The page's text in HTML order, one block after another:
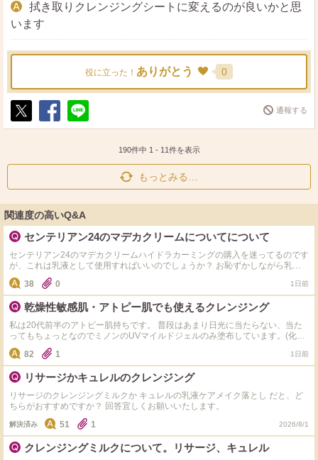
拭き取りクレンジングシートに変えるのが良いかと思
います
役に立った！ ありがとう 0
ポ
シ
送
通報する
190件中 1 - 11件を表示
もっとみる…
関連度の高いQ&A
センテリアン24のマデカクリームについてについて
センテリアン24のマデカクリームハイドラカーミングの購入を迷ってるのです
が、これは乳液として使用すればいいのでしょうか？ お恥ずかしながら乳液
とクリームの違いがいまいちわからず、夜などに使用してそのまま寝てもいい
のか、化粧前などにだけ使用して日焼け止めのようにクレンジングが必要なも
のなのかいまいちわかっていないので教えていただけますと幸いです
38 0 1日前
乾燥性敏感肌・アトピー肌でも使えるクレンジング
私は20代前半のアトピー肌持ちです。 普段はあまり日光に当たらない、当た
ってもちょっとなのでミノンのUVマイルドジェルのみ塗布しています。(化粧
もしていません) ミノンは洗顔料でも落とせると書いてあったのでdプログラム
の洗顔フォームのみ使っていたのですが、最近鼻と顎に角栓ができてきまし
た。 なのでクレンジングをした方がいいのかなと思ったもののアテニアは強
すぎたし、キュレルのメイク落としは最初は良かったんですけど徐々に合わな
くなっちゃって… なにかいいクレンジングはありますか？
82 1 1日前
リサージかキュレルのクレンジング
リサージのクレンジングミルクか キュレルの乳液ケアメイク落とし だと、ど
ちらがおすすめですか？ 回答宜しくお願いいたします。
解決済み 51 1 2026/8/1
クレンジングミルクについて。リサージ、キュレル